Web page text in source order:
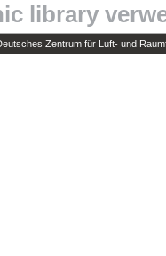
library
Zentrum für Luft- und